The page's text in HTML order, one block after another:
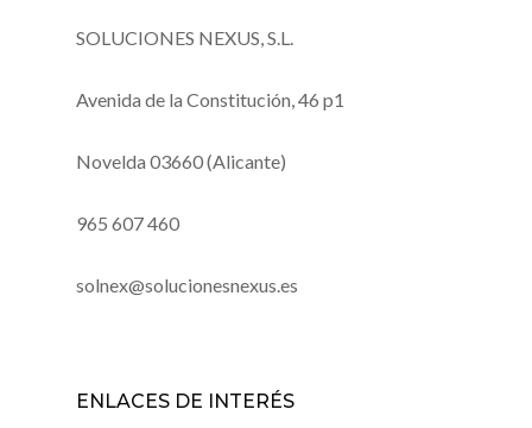
SOLUCIONES NEXUS, S.L.
Avenida de la Constitución, 46 p1
Novelda 03660 (Alicante)
965 607 460
solnex@solucionesnexus.es
ENLACES DE INTERÉS